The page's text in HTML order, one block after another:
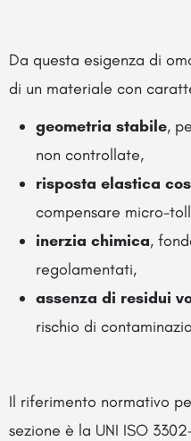
Da questa esigenza di
di un materiale con
geometria stabile,
non controllate,
risposta elastica
compensare micro-
inerzia chimica,
regolamentati,
assenza di residui
rischio di
Il riferimento normativo
sezione è la UNI ISO